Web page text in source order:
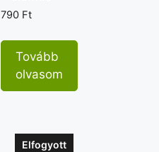
790 Ft
Tovább
olvasom
Elfogyott